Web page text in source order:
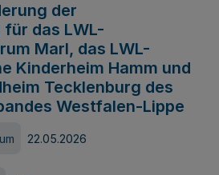
der
das LWL-
Marl, das LWL-
Kinderheim Hamm und
Tecklenburg des
Westfalen-Lippe
22.05.2026